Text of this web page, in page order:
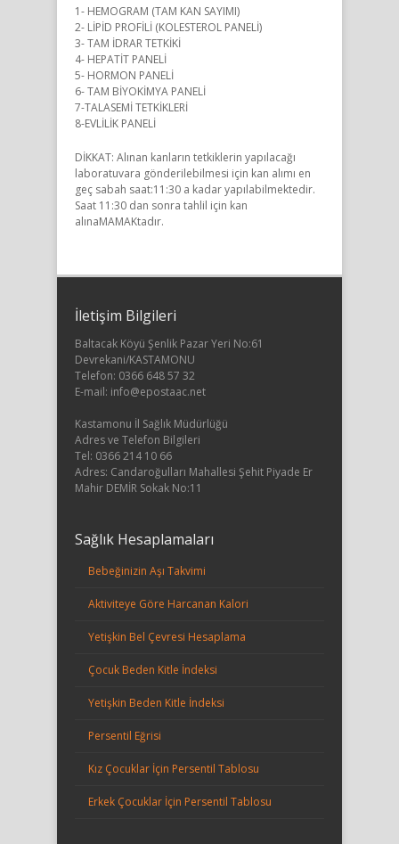
1- HEMOGRAM (TAM KAN SAYIMI)
2- LİPİD PROFİLİ (KOLESTEROL PANELİ)
3- TAM İDRAR TETKİKİ
4- HEPATİT PANELİ
5- HORMON PANELİ
6- TAM BİYOKİMYA PANELİ
7-TALASEMİ TETKİKLERİ
8-EVLİLİK PANELİ
DİKKAT: Alınan kanların tetkiklerin yapılacağı
laboratuvara gönderilebilmesi için kan alımı en
geç sabah saat:11:30 a kadar yapılabilmektedir.
Saat 11:30 dan sonra tahlil için kan
alınaMAMAKtadır.
İletişim Bilgileri
Baltacak Köyü Şenlik Pazar Yeri No:61
Devrekani/KASTAMONU
Telefon: 0366 648 57 32
E-mail: info@epostaac.net
Kastamonu İl Sağlık Müdürlüğü
Adres ve Telefon Bilgileri
Tel: 0366 214 10 66
Adres: Candaroğulları Mahallesi Şehit Piyade Er
Mahir DEMİR Sokak No:11
Sağlık Hesaplamaları
Bebeğinizin Aşı Takvimi
Aktiviteye Göre Harcanan Kalori
Yetişkin Bel Çevresi Hesaplama
Çocuk Beden Kitle İndeksi
Yetişkin Beden Kitle İndeksi
Persentil Eğrisi
Kız Çocuklar İçin Persentil Tablosu
Erkek Çocuklar İçin Persentil Tablosu